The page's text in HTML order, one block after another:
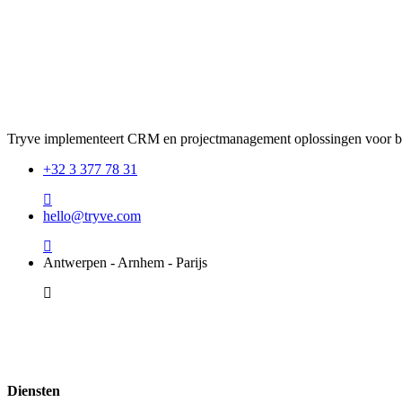
Tryve implementeert CRM en projectmanagement oplossingen voor
+32 3 377 78 31
hello@tryve.com
Antwerpen - Arnhem - Parijs
Diensten